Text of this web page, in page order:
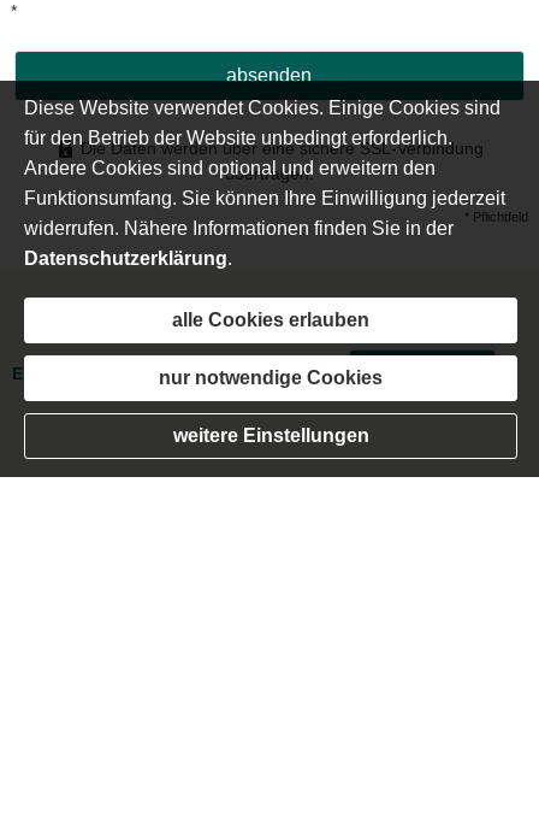
*
absenden
Die Daten werden über eine sichere SSL-Verbindung
übertragen.
* Pflichtfeld
Rechtliche Hinweise·Datenschutz
Erstinformation Beschwerden·Cookies Vertrag widerrufen
Diese Website verwendet Cookies. Einige Cookies sind
für den Betrieb der Website unbedingt erforderlich.
Andere Cookies sind optional und erweitern den
Funktionsumfang. Sie können Ihre Einwilligung jederzeit
widerrufen. Nähere Informationen finden Sie in der
Datenschutzerklärung.
alle Cookies erlauben
nur notwendige Cookies
weitere Einstellungen